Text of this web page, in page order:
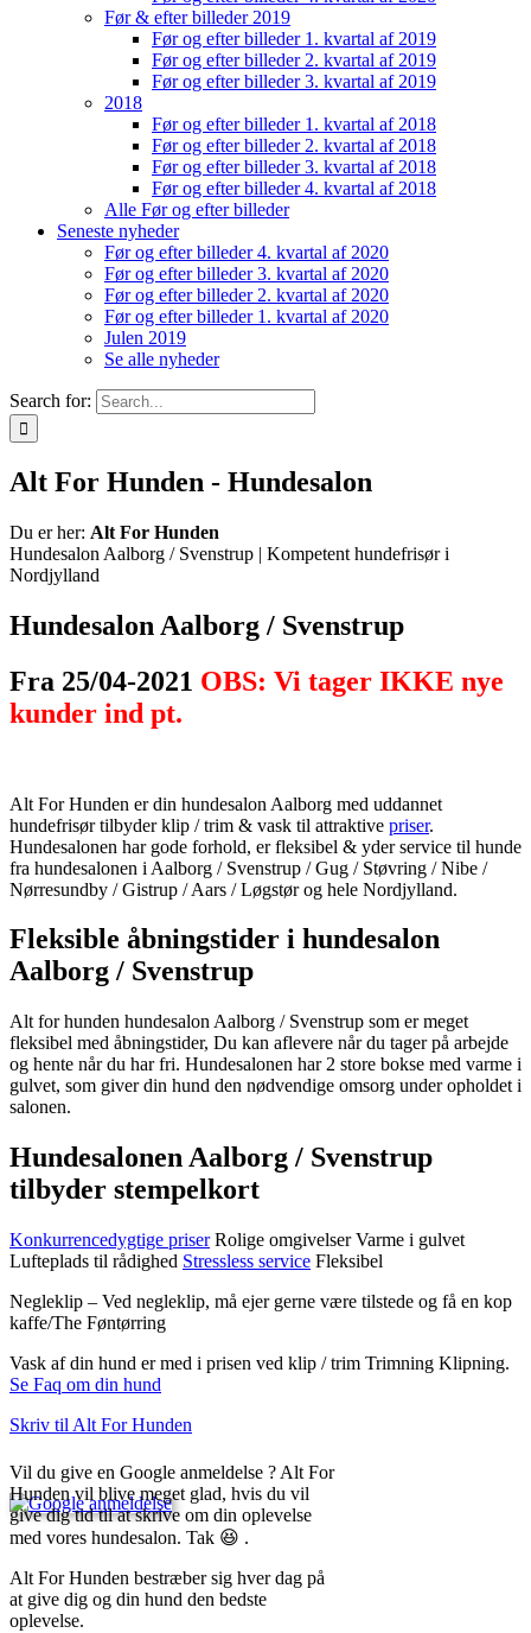
Før & efter billeder 2019
Før og efter billeder 1. kvartal af 2019
Før og efter billeder 2. kvartal af 2019
Før og efter billeder 3. kvartal af 2019
2018
Før og efter billeder 1. kvartal af 2018
Før og efter billeder 2. kvartal af 2018
Før og efter billeder 3. kvartal af 2018
Før og efter billeder 4. kvartal af 2018
Alle Før og efter billeder
Seneste nyheder
Før og efter billeder 4. kvartal af 2020
Før og efter billeder 3. kvartal af 2020
Før og efter billeder 2. kvartal af 2020
Før og efter billeder 1. kvartal af 2020
Julen 2019
Se alle nyheder
Search for:
Alt For Hunden - Hundesalon
Du er her: Alt For Hunden
Hundesalon Aalborg / Svenstrup | Kompetent hundefrisør i
Nordjylland
Hundesalon Aalborg / Svenstrup
Fra 25/04-2021 OBS: Vi tager IKKE nye
kunder ind pt.
Alt For Hunden er din hundesalon Aalborg med uddannet
hundefrisør tilbyder klip / trim & vask til attraktive priser.
Hundesalonen har gode forhold, er fleksibel & yder service til hunde
fra hundesalonen i Aalborg / Svenstrup / Gug / Støvring / Nibe /
Nørresundby / Gistrup / Aars / Løgstør og hele Nordjylland.
Fleksible åbningstider i hundesalon
Aalborg / Svenstrup
Alt for hunden hundesalon Aalborg / Svenstrup som er meget
fleksibel med åbningstider, Du kan aflevere når du tager på arbejde
og hente når du har fri. Hundesalonen har 2 store bokse med varme i
gulvet, som giver din hund den nødvendige omsorg under opholdet i
salonen.
Hundesalonen Aalborg / Svenstrup
tilbyder stempelkort
Konkurrencedygtige priser Rolige omgivelserVarme i gulvet
Lufteplads til rådighed Stressless service Fleksibel
Negleklip – Ved negleklip, må ejer gerne være tilstede og få en kop
kaffe/The Føntørring
Vask af din hund er med i prisen ved klip / trim Trimning Klipning.
Se Faq om din hund
Skriv til Alt For Hunden
Vil du give en Google anmeldelse ? Alt For
Hunden vil blive meget glad, hvis du vil
give dig tid til at skrive om din oplevelse
med vores hundesalon. Tak 😆 .
Alt For Hunden bestræber sig hver dag på
at give dig og din hund den bedste
oplevelse.